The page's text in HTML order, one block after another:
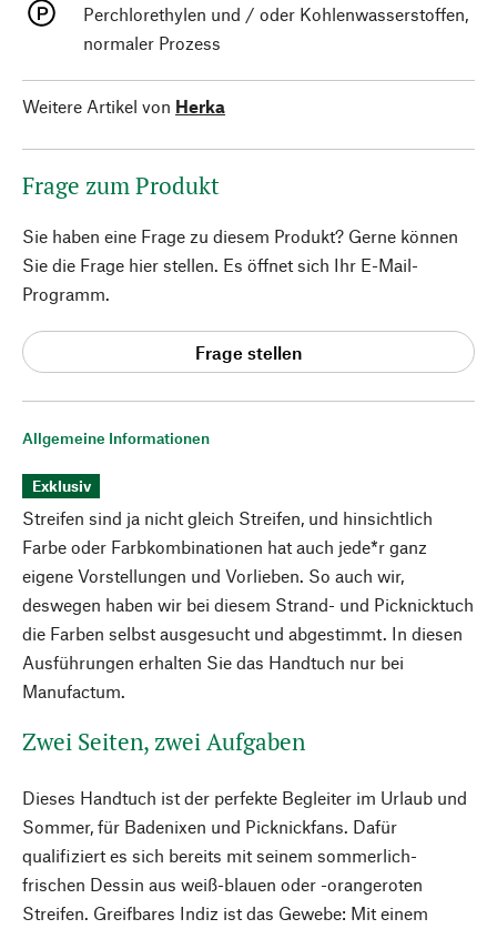
Allgemeine Informationen
Exklusiv
Streifen sind ja nicht gleich Streifen, und hinsichtlich
Farbe oder Farbkombinationen hat auch jede*r ganz
eigene Vorstellungen und Vorlieben. So auch wir,
deswegen haben wir bei diesem Strand- und Picknicktuch
die Farben selbst ausgesucht und abgestimmt. In diesen
Ausführungen erhalten Sie das Handtuch nur bei
Manufactum.
Zwei Seiten, zwei Aufgaben
Dieses Handtuch ist der perfekte Begleiter im Urlaub und
Sommer, für Badenixen und Picknickfans. Dafür
qualifiziert es sich bereits mit seinem sommerlich-
frischen Dessin aus weiß-blauen oder -orangeroten
Streifen. Greifbares Indiz ist das Gewebe: Mit einem
Perchlorethylen und / oder Kohlenwasserstoffen,
normaler Prozess
Weitere Artikel von Herka
Frage zum Produkt
Sie haben eine Frage zu diesem Produkt? Gerne können
Sie die Frage hier stellen. Es öffnet sich Ihr E-Mail-
Programm.
Frage stellen